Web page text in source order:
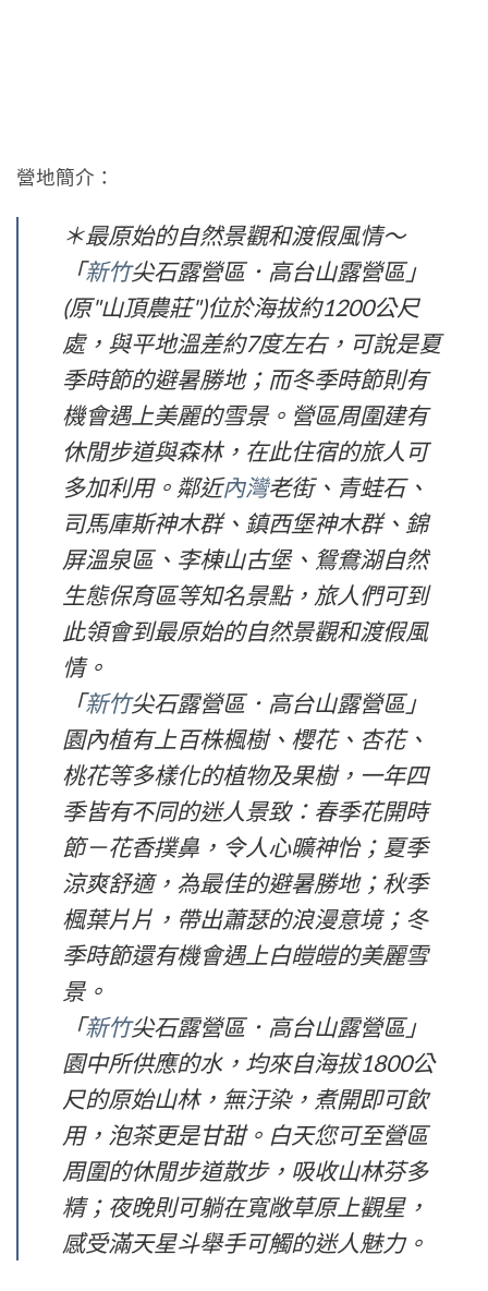
營地簡介：
＊最原始的自然景觀和渡假風情～
「新竹尖石露營區．高台山露營區」
(原"山頂農莊")位於海拔約1200公尺
處，與平地溫差約7度左右，可說是夏
季時節的避暑勝地；而冬季時節則有
機會遇上美麗的雪景。營區周圍建有
休閒步道與森林，在此住宿的旅人可
多加利用。鄰近內灣老街、青蛙石、
司馬庫斯神木群、鎮西堡神木群、錦
屏溫泉區、李棟山古堡、鴛鴦湖自然
生態保育區等知名景點，旅人們可到
此領會到最原始的自然景觀和渡假風
情。
「新竹尖石露營區．高台山露營區」
園內植有上百株楓樹、櫻花、杏花、
桃花等多樣化的植物及果樹，一年四
季皆有不同的迷人景致：春季花開時
節－花香撲鼻，令人心曠神怡；夏季
涼爽舒適，為最佳的避暑勝地；秋季
楓葉片片，帶出蕭瑟的浪漫意境；冬
季時節還有機會遇上白皚皚的美麗雪
景。
「新竹尖石露營區．高台山露營區」
園中所供應的水，均來自海拔1800公
尺的原始山林，無汙染，煮開即可飲
用，泡茶更是甘甜。白天您可至營區
周圍的休閒步道散步，吸收山林芬多
精；夜晚則可躺在寬敞草原上觀星，
感受滿天星斗舉手可觸的迷人魅力。